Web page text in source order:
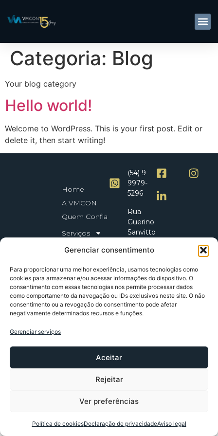
Gerenciar consentimento
Para proporcionar uma melhor experiência, usamos tecnologias como
cookies para armazenar e/ou acessar informações do dispositivo. O
consentimento com essas tecnologias nos permite processar dados
como comportamento da navegação ou IDs exclusivos neste site. O não
consentimento ou a revogação do consentimento pode afetar
negativamente determinados recursos e funções.
Gerenciar serviços
Aceitar
Rejeitar
Ver preferências
Política de cookiesDeclaração de privacidadeAviso legal
Categoria: Blog
Your blog category
Hello world!
Welcome to WordPress. This is your first post. Edit or
delete it, then start writing!
Home
A VMCON
Quem Confia
Serviços
Fale Conosco
Privacidade
(54) 9
9979-
5296
Rua
Guerino
Sanvitto
Sala 810
Caxias
do Sul -
RS
Copyright 2026 VMCON | Todos os direitos reservados